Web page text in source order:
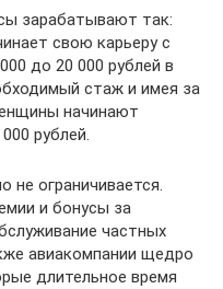
зарабатывают так:
свою карьеру с
до 20 000 рублей в
стаж и имея за
начинают
рублей.
не ограничивается.
и бонусы за
частных
авиакомпании щедро
длительное время